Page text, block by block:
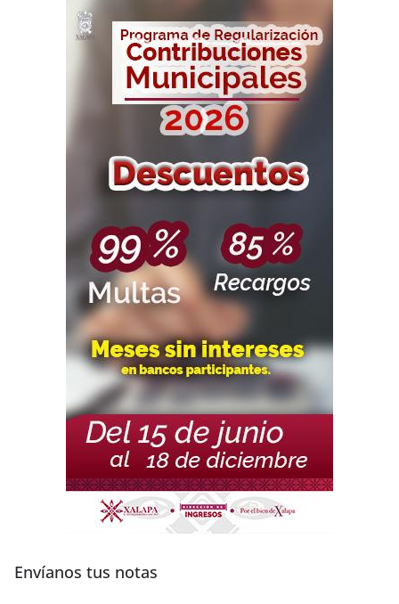
Envíanos tus notas